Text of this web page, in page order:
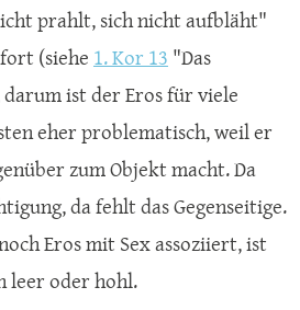
prahlt, sich nicht aufbläht"
(siehe 1. Kor 13 "Das
ist der Eros für viele
eher problematisch, weil er
zum Objekt macht. Da
da fehlt das Gegenseitige.
Eros mit Sex assoziiert, ist
leer oder hohl.